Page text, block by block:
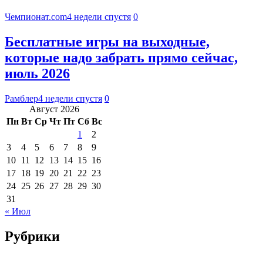
Чемпионат.com4 недели спустя 0
Бесплатные игры на выходные,
которые надо забрать прямо сейчас,
июль 2026
Рамблер4 недели спустя 0
Август 2026
Пн Вт Ср Чт Пт Сб Вс
1
2
3
4 5 6 7 8
9
10 11 12 13 14 15 16
17 18 19 20 21 22 23
24 25 26 27 28 29 30
31
« Июл
Рубрики